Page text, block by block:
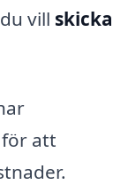
vill skicka
att